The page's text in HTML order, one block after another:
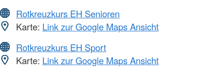
Rotkreuzkurs EH Senioren
Karte: Link zur Google Maps Ansicht
Rotkreuzkurs EH Sport
Karte: Link zur Google Maps Ansicht